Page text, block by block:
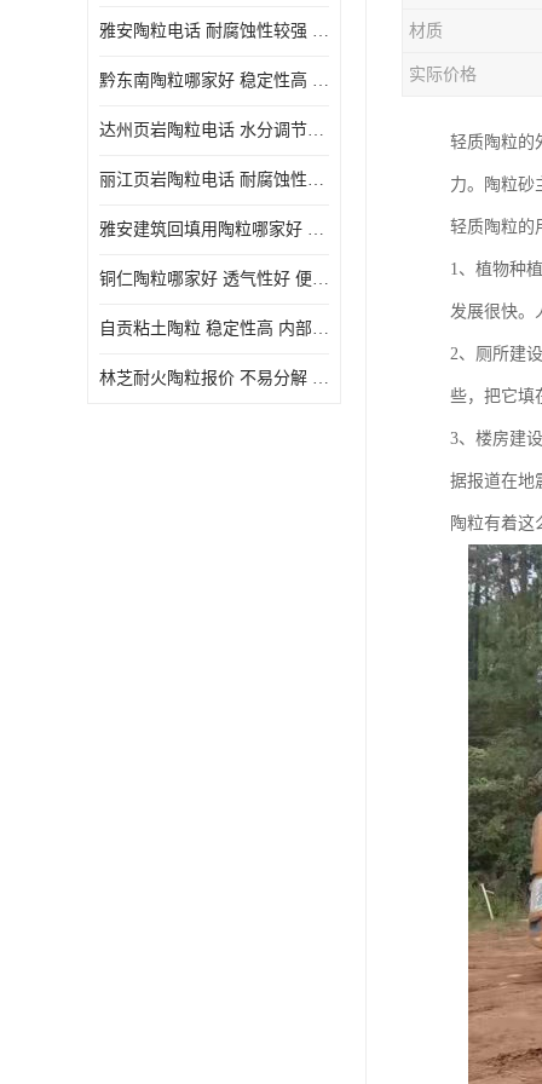
雅安陶粒电话 耐腐蚀性较强 长期使用寿命较长
黔东南陶粒哪家好 稳定性高 长期使用寿命较长
达州页岩陶粒电话 水分调节性好 密度低 重量轻
丽江页岩陶粒电话 耐腐蚀性较强 便于搬运和使用
雅安建筑回填用陶粒哪家好 孔隙率高 比重轻 密度较小
铜仁陶粒哪家好 透气性好 便于搬运和使用
自贡粘土陶粒 稳定性高 内部空隙较大
林芝耐火陶粒报价 不易分解 便于搬运和使用
材质
实际价格
轻质陶粒的
力。陶粒砂
轻质陶粒的
1、植物种
发展很快。
2、厕所建
些，把它填
3、楼房建
据报道在地
陶粒有着这